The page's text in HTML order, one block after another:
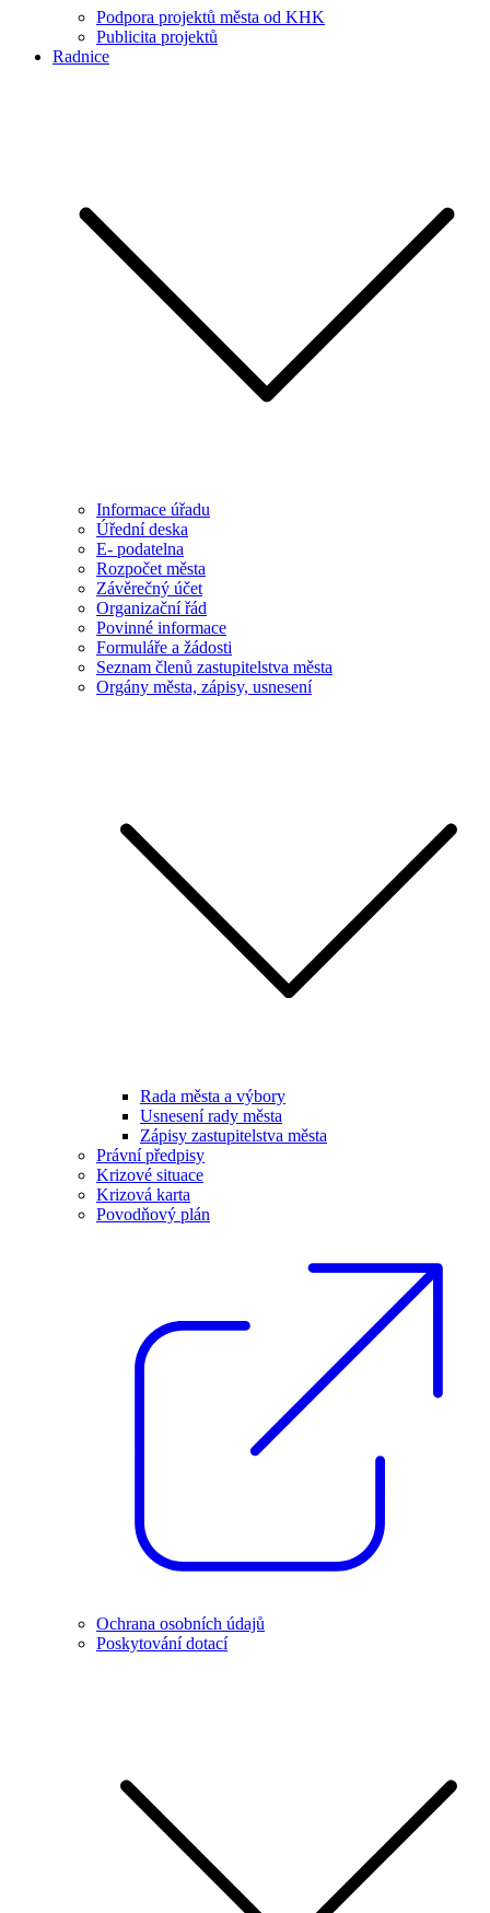
Podpora projektů města od KHK
Publicita projektů
Radnice
Informace úřadu
Úřední deska
E- podatelna
Rozpočet města
Závěrečný účet
Organizační řád
Povinné informace
Formuláře a žádosti
Seznam členů zastupitelstva města
Orgány města, zápisy, usnesení
Rada města a výbory
Usnesení rady města
Zápisy zastupitelstva města
Právní předpisy
Krizové situace
Krizová karta
Povodňový plán
Ochrana osobních údajů
Poskytování dotací